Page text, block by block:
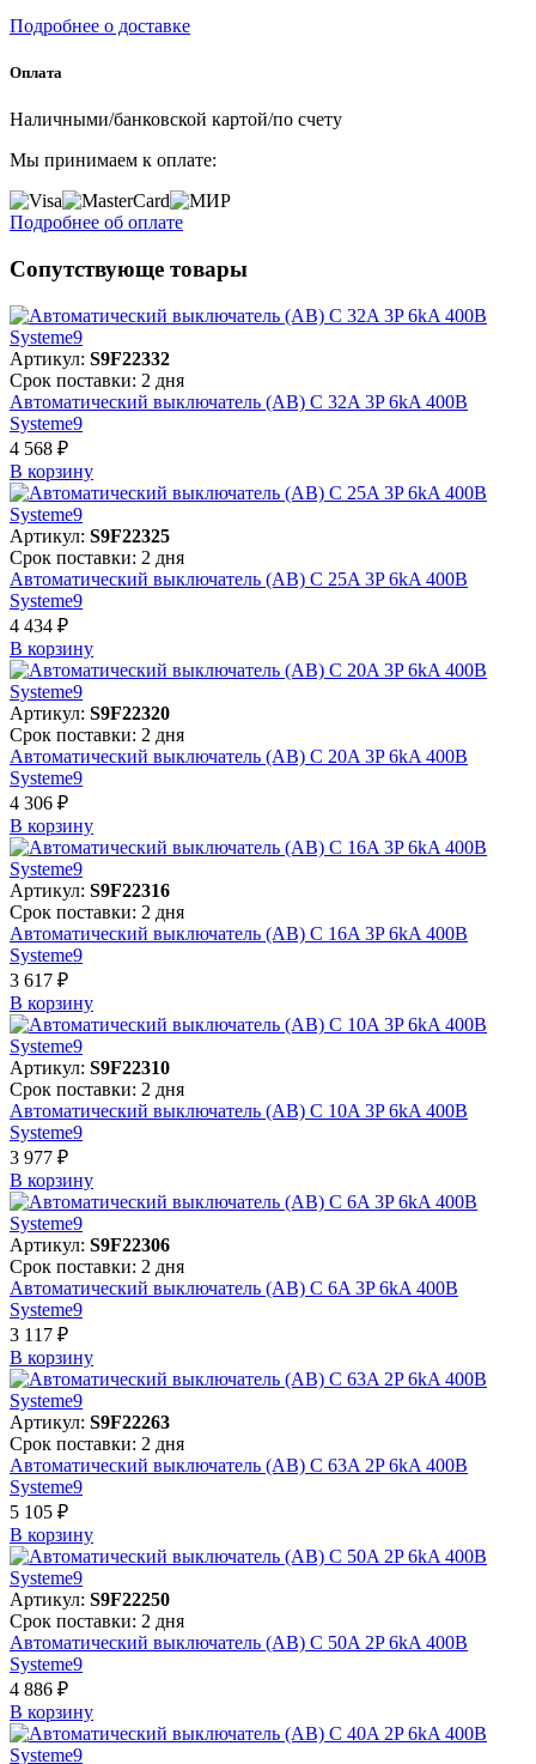
Подробнее о доставке
Оплата
Наличными/банковской картой/по счету
Мы принимаем к оплате:
Подробнее об оплате
Сопутствующе товары
Артикул: S9F22332
Срок поставки: 2 дня
Автоматический выключатель (АВ) C 32A 3P 6kA 400В
Systeme9
4 568 ₽
В корзинy
Артикул: S9F22325
Срок поставки: 2 дня
Автоматический выключатель (АВ) C 25A 3P 6kA 400В
Systeme9
4 434 ₽
В корзинy
Артикул: S9F22320
Срок поставки: 2 дня
Автоматический выключатель (АВ) C 20A 3P 6kA 400В
Systeme9
4 306 ₽
В корзинy
Артикул: S9F22316
Срок поставки: 2 дня
Автоматический выключатель (АВ) C 16A 3P 6kA 400В
Systeme9
3 617 ₽
В корзинy
Артикул: S9F22310
Срок поставки: 2 дня
Автоматический выключатель (АВ) C 10A 3P 6kA 400В
Systeme9
3 977 ₽
В корзинy
Артикул: S9F22306
Срок поставки: 2 дня
Автоматический выключатель (АВ) C 6A 3P 6kA 400В
Systeme9
3 117 ₽
В корзинy
Артикул: S9F22263
Срок поставки: 2 дня
Автоматический выключатель (АВ) C 63A 2P 6kA 400В
Systeme9
5 105 ₽
В корзинy
Артикул: S9F22250
Срок поставки: 2 дня
Автоматический выключатель (АВ) C 50A 2P 6kA 400В
Systeme9
4 886 ₽
В корзинy